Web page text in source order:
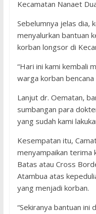
Kecamatan Nanaet
Sebelumnya jelas dia,
menyalurkan bantuan
korban longsor di
“Hari ini kami kembali
warga korban
Lanjut dr. Oematan,
sumbangan para
yang sudah kami
Kesempatan itu,
menyampaikan terima
Batas atau Cross
Atambua atas
yang menjadi korban.
“Sekiranya bantuan